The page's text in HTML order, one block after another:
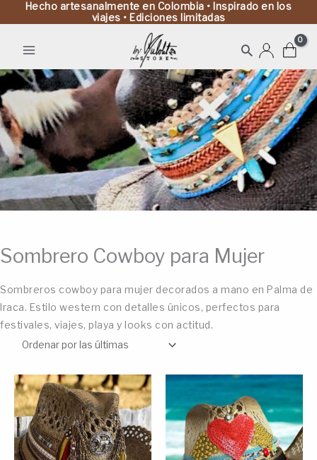
Hecho artesanalmente en Colombia • Inspirado en los
viajes • Ediciones limitadas
Buscar
Sombrero Cowboy para Mujer
Sombreros cowboy para mujer decorados a mano en Palma de
Iraca. Estilo western con detalles únicos, perfectos para
festivales, viajes, playa y looks con actitud.
Este
producto
tiene
múltiples
variantes.
producto
tiene
múltiples
variantes.